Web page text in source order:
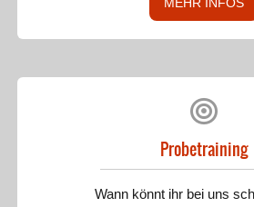
Probetraining
Wann könnt ihr bei uns